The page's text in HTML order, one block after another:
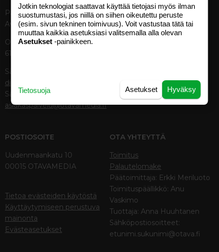
Painettu lehti (09) 156 665
Avoinna ma–pe 8–19
Otavamedian vaihde (09) 156
61
Sähköposti (digi)
digi@otavamedia.fi
Sähköposti
asiakaspalvelu@otavamedia.fi
Tietoa verkon kävijöistä
Tietosuojaseloste
Avoimuusraportti
Verkkopalvelut
Digilehdet
POSTIOSOITE
Uudenmaankatu 10
00015 OTAVAMEDIA
Tietoa evästeiden käytöstä
Käyttäytymiseen perustuva
mainonta
Evästeasetukset
OTA YHTEYTTÄ
Toimitus
Palautelomake
Päätoimittaja: Erkki Meriluoto
Toimituspäällikkö: Anu
Vaskimo
Tuottaja: Anna Huuhtanen
Sähköpostiosoitteet:
etunimi.sukunimi@otava.fi
Jotkin teknologiat saattavat käyttää tietojasi myös ilman
suostumustasi, jos niillä on siihen oikeutettu peruste
(esim. sivun tekninen toimivuus). Voit vastustaa tätä tai
muuttaa kaikkia asetuksiasi valitsemalla alla olevan
Asetukset -painikkeen.
Hyväksy
Asetukset
Tietosuoja